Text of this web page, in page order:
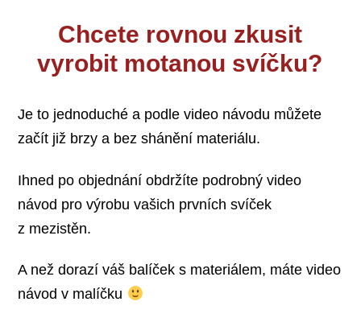
Chcete rovnou zkusit
vyrobit motanou svíčku?
Je to jednoduché a podle video návodu můžete
začít již brzy a bez shánění materiálu.
Ihned po objednání obdržíte podrobný video
návod pro výrobu vašich prvních svíček
z mezistěn.
A než dorazí váš balíček s materiálem, máte video
návod v malíčku